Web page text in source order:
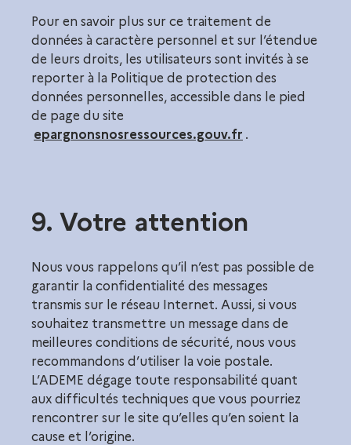
Pour en savoir plus sur ce traitement de
données à caractère personnel et sur l’étendue
de leurs droits, les utilisateurs sont invités à se
reporter à la Politique de protection des
données personnelles, accessible dans le pied
de page du site
epargnonsnosressources.gouv.fr .
9. Votre attention
Nous vous rappelons qu’il n’est pas possible de
garantir la confidentialité des messages
transmis sur le réseau Internet. Aussi, si vous
souhaitez transmettre un message dans de
meilleures conditions de sécurité, nous vous
recommandons d’utiliser la voie postale.
L’ADEME dégage toute responsabilité quant
aux difficultés techniques que vous pourriez
rencontrer sur le site qu’elles qu’en soient la
cause et l’origine.